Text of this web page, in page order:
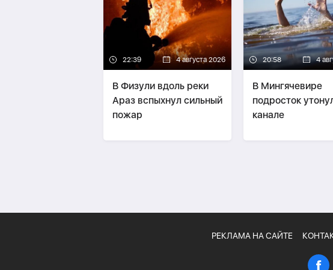
22:39 4 августа 2026
В Физули вдоль реки
Араз вспыхнул сильный
пожар
20:58 4
В Мингячевире
подросток
канале
РЕКЛАМА НА САЙТЕ